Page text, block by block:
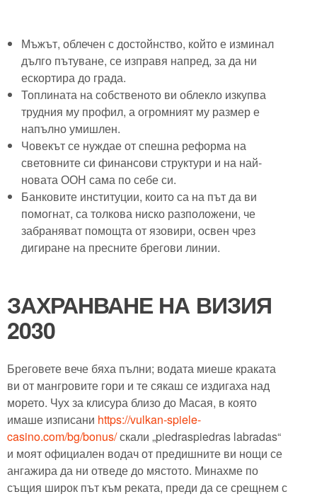
Мъжът, облечен с достойнство, който е изминал
дълго пътуване, се изправя напред, за да ни
ескортира до града.
Топлината на собственото ви облекло изкупва
трудния му профил, а огромният му размер е
напълно умишлен.
Човекът се нуждае от спешна реформа на
световните си финансови структури и на най-
новата ООН сама по себе си.
Банковите институции, които са на път да ви
помогнат, са толкова ниско разположени, че
забраняват помощта от язовири, освен чрез
дигиране на пресните брегови линии.
ЗАХРАНВАНЕ НА ВИЗИЯ
2030
Бреговете вече бяха пълни; водата миеше краката
ви от мангровите гори и те сякаш се издигаха над
морето. Чух за клисура близо до Масая, в която
имаше изписани https://vulkan-spiele-
casino.com/bg/bonus/скали „piedraspiedras labradas“
и моят официален водач от предишните ви нощи се
ангажира да ни отведе до мястото. Минахме по
същия широк път към реката, преди да се срещнем с